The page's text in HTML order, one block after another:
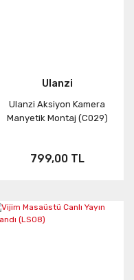
Ulanzi
Ulanzi Aksiyon Kamera
Manyetik Montaj (C029)
799,00 TL